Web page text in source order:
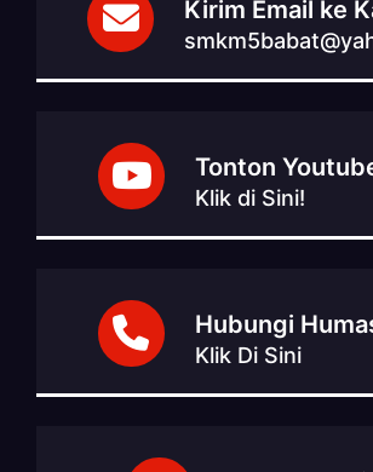
Kirim Email ke
Tonton
Klik di Sini!
Hubungi
Klik Di Sini